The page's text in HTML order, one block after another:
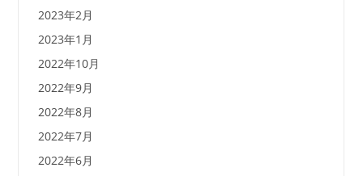
2023年2月
2023年1月
2022年10月
2022年9月
2022年8月
2022年7月
2022年6月